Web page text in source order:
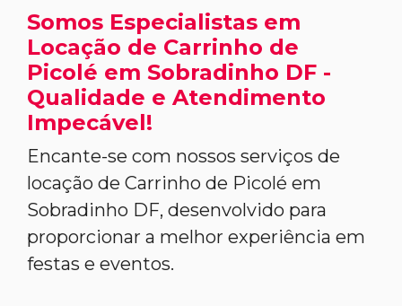
Somos Especialistas em
Locação de Carrinho de
Picolé em Sobradinho DF -
Qualidade e Atendimento
Impecável!
Encante-se com nossos serviços de
locação de Carrinho de Picolé em
Sobradinho DF, desenvolvido para
proporcionar a melhor experiência em
festas e eventos.